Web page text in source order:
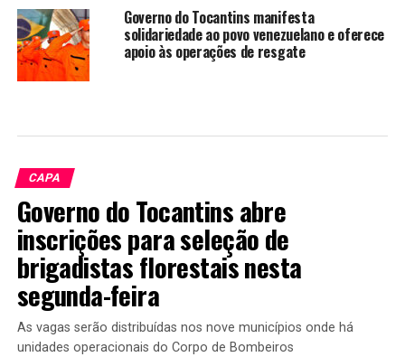
Governo do Tocantins manifesta
solidariedade ao povo venezuelano e oferece
apoio às operações de resgate
CAPA
Governo do Tocantins abre
inscrições para seleção de
brigadistas florestais nesta
segunda-feira
As vagas serão distribuídas nos nove municípios onde há
unidades operacionais do Corpo de Bombeiros